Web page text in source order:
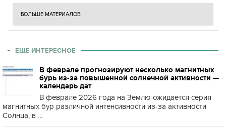
БОЛЬШЕ МАТЕРИАЛОВ
ЕЩЕ ИНТЕРЕСНОЕ
В феврале прогнозируют несколько магнитных
бурь из-за повышенной солнечной активности —
календарь дат
В феврале 2026 года на Землю ожидается серия
магнитных бур различной интенсивности из-за активности
Солнца, в ...